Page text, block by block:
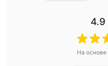
4.9
На основе